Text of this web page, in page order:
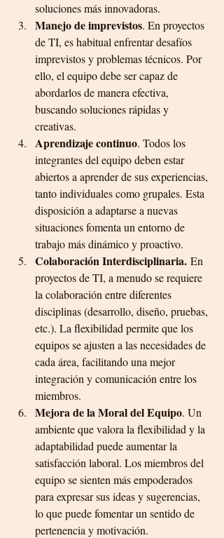
soluciones más innovadoras.
Manejo de imprevistos. En proyectos
de TI, es habitual enfrentar desafíos
imprevistos y problemas técnicos. Por
ello, el equipo debe ser capaz de
abordarlos de manera efectiva,
buscando soluciones rápidas y
creativas.
Aprendizaje continuo. Todos los
integrantes del equipo deben estar
abiertos a aprender de sus experiencias,
tanto individuales como grupales. Esta
disposición a adaptarse a nuevas
situaciones fomenta un entorno de
trabajo más dinámico y proactivo.
Colaboración Interdisciplinaria. En
proyectos de TI, a menudo se requiere
la colaboración entre diferentes
disciplinas (desarrollo, diseño, pruebas,
etc.). La flexibilidad permite que los
equipos se ajusten a las necesidades de
cada área, facilitando una mejor
integración y comunicación entre los
miembros.
Mejora de la Moral del Equipo. Un
ambiente que valora la flexibilidad y la
adaptabilidad puede aumentar la
satisfacción laboral. Los miembros del
equipo se sienten más empoderados
para expresar sus ideas y sugerencias,
lo que puede fomentar un sentido de
pertenencia y motivación.